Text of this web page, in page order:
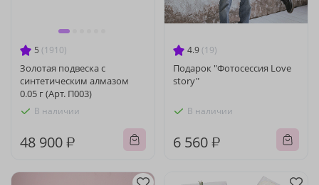
5 (1910)
Золотая подвеска с
синтетическим алмазом
0.05 г (Арт. П003)
В наличии
48 900 ₽
4.9 (19)
Подарок "Фотосессия Love
story"
В наличии
6 560 ₽